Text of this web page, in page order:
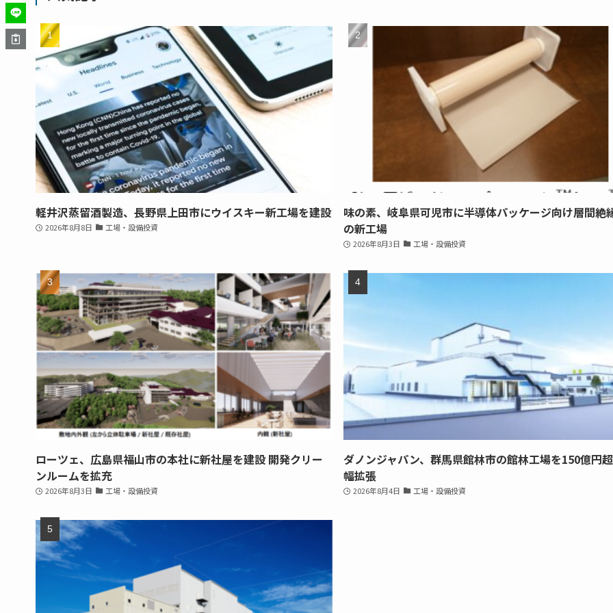
軽井沢蒸留酒製造、長野県上田市にウイスキー新工場を建設
2026年8月8日 工場・設備投資
味の素、岐阜県可児市に半導体パッケージ向け層間絶
の新工場
2026年8月3日 工場・設備投資
ローツェ、広島県福山市の本社に新社屋を建設 開発クリー
ンルームを拡充
2026年8月3日 工場・設備投資
ダノンジャパン、群馬県館林市の館林工場を150億円
幅拡張
2026年8月4日 工場・設備投資